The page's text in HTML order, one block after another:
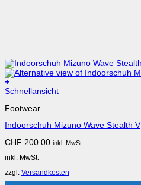
+
Dieses
weist
Varianten
Die
Optionen
können
auf
der
Schnellansicht
Footwear
Indoorschuh Mizuno Wave Stealth V
CHF 200.00 inkl. MwSt.
inkl. MwSt.
zzgl. Versandkosten